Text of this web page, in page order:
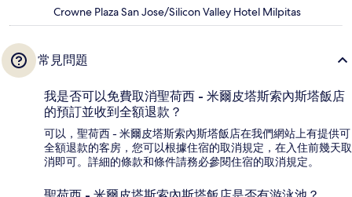
Crowne Plaza San Jose/Silicon Valley Hotel Milpitas
常見問題
我是否可以免費取消聖荷西 - 米爾皮塔斯索內斯塔飯店
的預訂並收到全額退款？
可以，聖荷西 - 米爾皮塔斯索內斯塔飯店在我們網站上有提供可
全額退款的客房，您可以根據住宿的取消規定，在入住前幾天取
消即可。詳細的條款和條件請務必參閱住宿的取消規定。